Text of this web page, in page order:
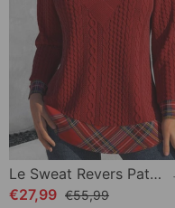
Le Sweat Revers Patchwork À Carreaux
€27,99 €55,99